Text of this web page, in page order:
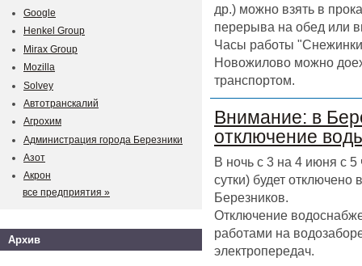
др.) можно взять в
перерыва на обед или
Часы работы
Новожилово можно
транспортом.
Внимание: в
отключение
В ночь с 3 на 4 июня с 5
сутки) будет
Березников.
Отключение
работами на
электропередач.
Google
Henkel Group
Mirax Group
Mozilla
Solvey
Автотранскалий
Агрохим
Администрация города Березники
Азот
Акрон
все предприятия »
Архив